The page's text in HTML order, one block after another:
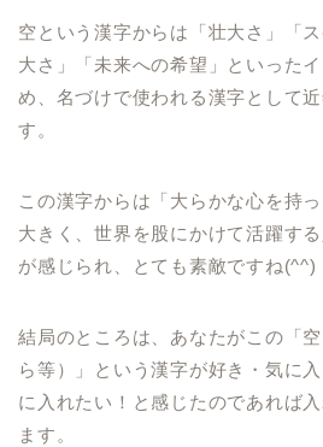
空という漢字からは「壮大さ」「
大さ」「未来への希望」といった
め、名づけで使われる漢字として
す。
この漢字からは「大らかな心を持
大きく、世界を股にかけて活躍す
が感じられ、とても素敵ですね(^^)
結局のところは、あなたがこの「
ら等）」という漢字が好き・気に
に入れたい！と感じたのであれば
ます。